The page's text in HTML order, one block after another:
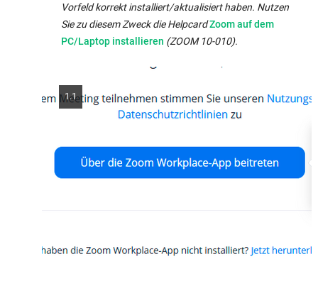
Vorfeld korrekt installiert/aktualisiert haben. Nutzen
Sie zu diesem Zweck die HelpcardInternal
link
same
Zoom auf dem
PC/Laptop installieren (ZOOM 10-010).
1.1